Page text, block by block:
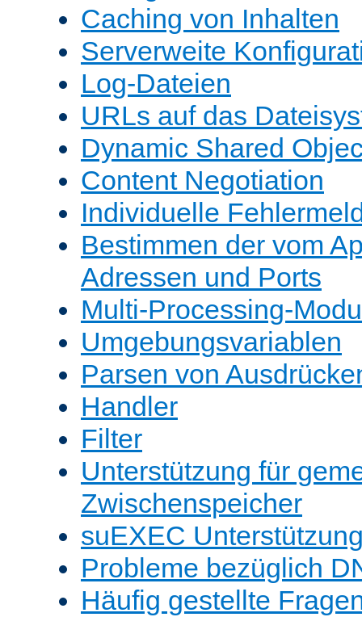
Caching von Inhalten
Serverweite
Log-Dateien
URLs auf das
Dynamic Shared
Content Negotiation
Individuelle
Bestimmen der vom
Adressen und Ports
Multi-Processing-
Umgebungsvariablen
Parsen von
Handler
Filter
Unterstützung für
Zwischenspeicher
suEXEC
Probleme bezüglich
Häufig gestellte